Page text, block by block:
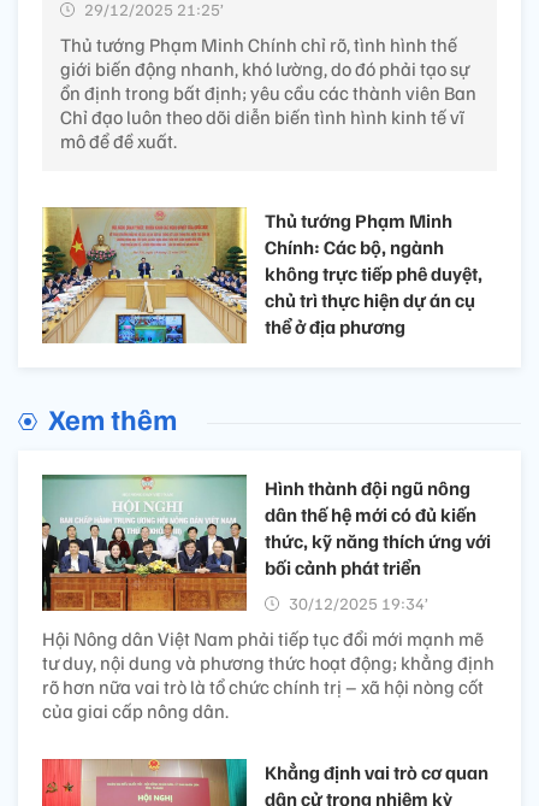
29/12/2025 21:25’
Thủ tướng Phạm Minh Chính chỉ rõ, tình hình thế
giới biến động nhanh, khó lường, do đó phải tạo sự
ổn định trong bất định; yêu cầu các thành viên Ban
Chỉ đạo luôn theo dõi diễn biến tình hình kinh tế vĩ
mô để đề xuất.
Thủ tướng Phạm Minh
Chính: Các bộ, ngành
không trực tiếp phê duyệt,
chủ trì thực hiện dự án cụ
thể ở địa phương
Xem thêm
Hình thành đội ngũ nông
dân thế hệ mới có đủ kiến
thức, kỹ năng thích ứng với
bối cảnh phát triển
30/12/2025 19:34’
Hội Nông dân Việt Nam phải tiếp tục đổi mới mạnh mẽ
tư duy, nội dung và phương thức hoạt động; khẳng định
rõ hơn nữa vai trò là tổ chức chính trị – xã hội nòng cốt
của giai cấp nông dân.
Khẳng định vai trò cơ quan
dân cử trong nhiệm kỳ